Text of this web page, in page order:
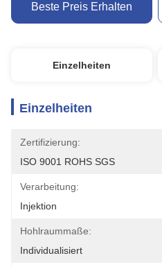
Beste Preis Erhalten
Einzelheiten
Einzelheiten
Zertifizierung:
ISO 9001 ROHS SGS
Verarbeitung:
Injektion
Hohlraummaße:
Individualisiert